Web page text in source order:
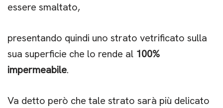
essere smaltato,
presentando quindi uno strato vetrificato sulla
sua superficie che lo rende al 100%
impermeabile.
Va detto però che tale strato sarà più delicato